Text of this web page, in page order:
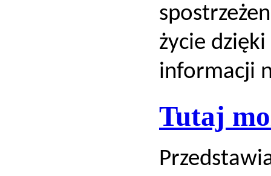
życie
informacji
Tutaj